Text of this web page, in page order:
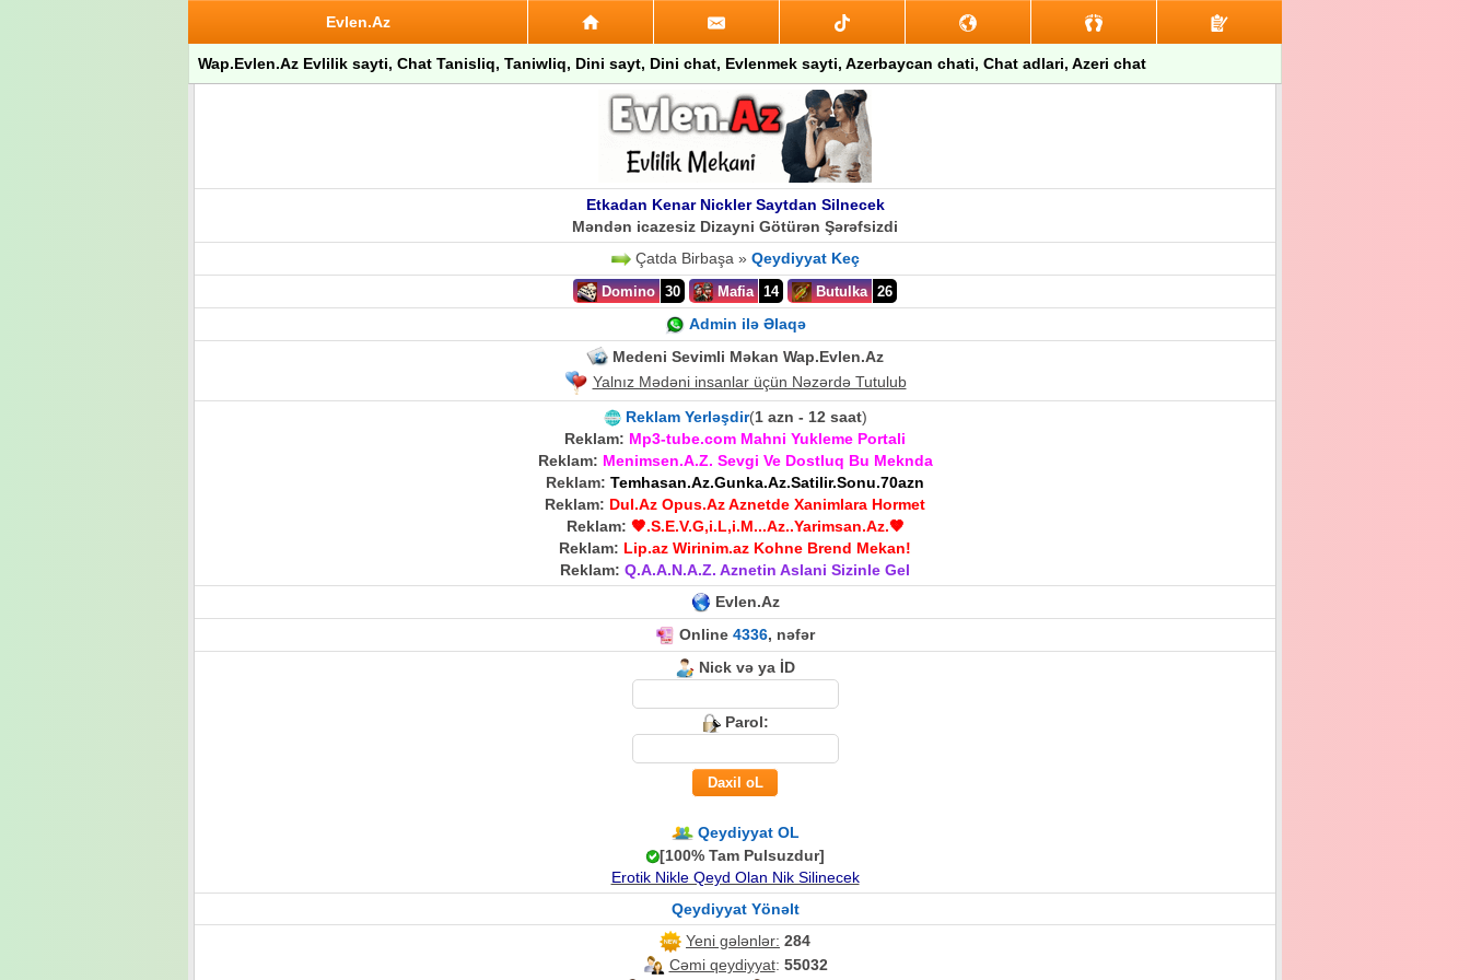
Evlen.Az
Wap.Evlen.Az Evlilik sayti, Chat Tanisliq, Taniwliq, Dini sayt, Dini chat, Evlenmek sayti, Azerbaycan chati, Chat adlari, Azeri chat
Etkadan Kenar Nickler Saytdan Silnecek
Məndən icazesiz Dizayni Götürən Şərəfsizdi
Çatda Birbaşa » Qeydiyyat Keç
Domino 30 Mafia 14 Butulka 26
Admin ilə Əlaqə
Medeni Sevimli Məkan Wap.Evlen.Az
Yalnız Mədəni insanlar üçün Nəzərdə Tutulub
Reklam Yerləşdir(1 azn - 12 saat)
Reklam: Mp3-tube.com Mahni Yukleme Portali
Reklam: Menimsen.A.Z. Sevgi Ve Dostluq Bu Meknda
Reklam: Temhasan.Az.Gunka.Az.Satilir.Sonu.70azn
Reklam: Dul.Az Opus.Az Aznetde Xanimlara Hormet
Reklam: 🤎.S.E.V.G,i.L,i.M...Az..Yarimsan.Az.🤎
Reklam: Lip.az Wirinim.az Kohne Brend Mekan!
Reklam: Q.A.A.N.A.Z. Aznetin Aslani Sizinle Gel
Evlen.Az
Online 4336, nəfər
Nick və ya İD
Parol:
Qeydiyyat OL
[100% Tam Pulsuzdur]
Erotik Nikle Qeyd Olan Nik Silinecek
Qeydiyyat Yönəlt
Yeni gələnlər: 284
Cəmi qeydiyyat: 55032